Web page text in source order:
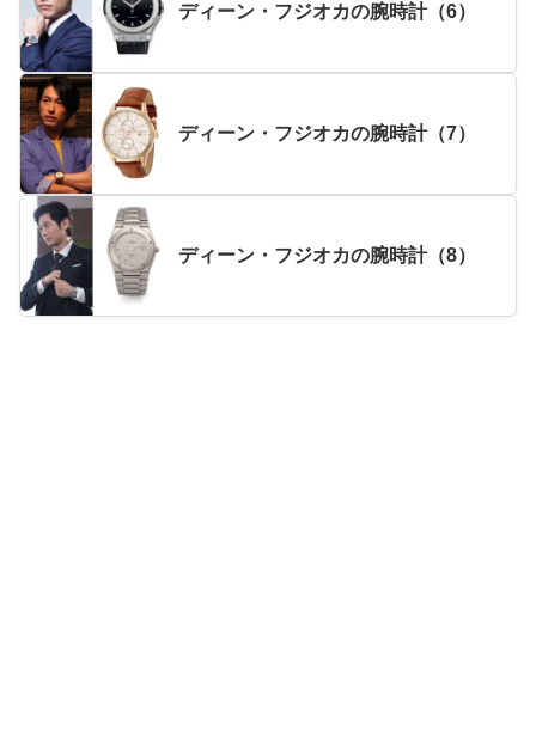
ディーン・フジオカの腕時計（6）
ディーン・フジオカの腕時計（7）
ディーン・フジオカの腕時計（8）